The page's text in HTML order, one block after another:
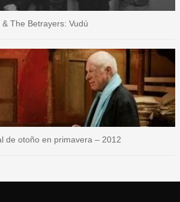
The Betrayers: Vudú
de otoño en primavera – 2012